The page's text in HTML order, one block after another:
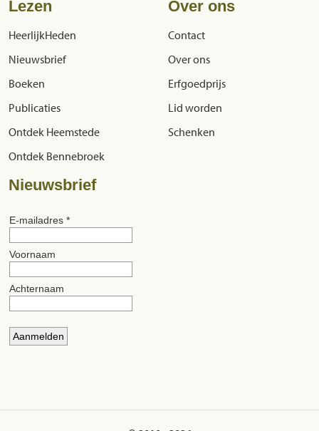
Lezen
HeerlijkHeden
Nieuwsbrief
Boeken
Publicaties
Ontdek Heemstede
Ontdek Bennebroek
Over ons
Contact
Over ons
Erfgoedprijs
Lid worden
Schenken
Nieuwsbrief